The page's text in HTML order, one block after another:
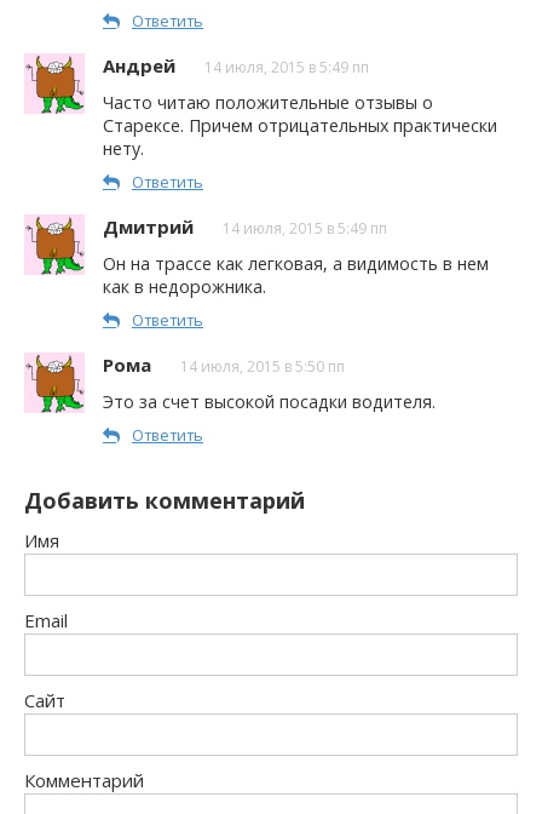
Ответить
Андрей 14 июля, 2015 в 5:49 пп
Часто читаю положительные отзывы о
Старексе. Причем отрицательных практически
нету.
Ответить
Дмитрий 14 июля, 2015 в 5:49 пп
Он на трассе как легковая, а видимость в нем
как в недорожника.
Ответить
Рома 14 июля, 2015 в 5:50 пп
Это за счет высокой посадки водителя.
Ответить
Добавить комментарий
Имя
Email
Сайт
Комментарий